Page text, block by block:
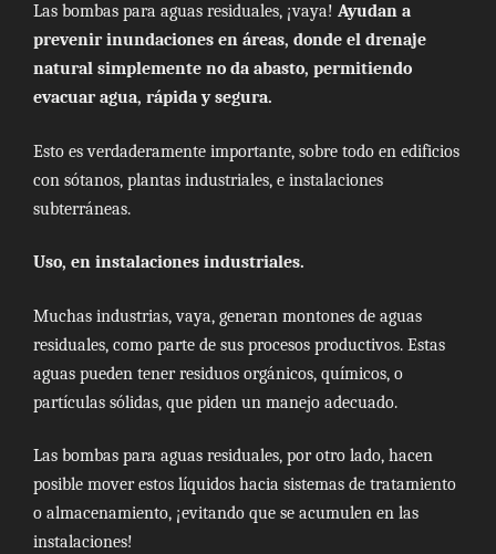
Las bombas para aguas residuales, ¡vaya! Ayudan a
prevenir inundaciones en áreas, donde el drenaje
natural simplemente no da abasto, permitiendo
evacuar agua, rápida y segura.
Esto es verdaderamente importante, sobre todo en edificios
con sótanos, plantas industriales, e instalaciones
subterráneas.
Uso, en instalaciones industriales.
Muchas industrias, vaya, generan montones de aguas
residuales, como parte de sus procesos productivos. Estas
aguas pueden tener residuos orgánicos, químicos, o
partículas sólidas, que piden un manejo adecuado.
Las bombas para aguas residuales, por otro lado, hacen
posible mover estos líquidos hacia sistemas de tratamiento
o almacenamiento, ¡evitando que se acumulen en las
instalaciones!